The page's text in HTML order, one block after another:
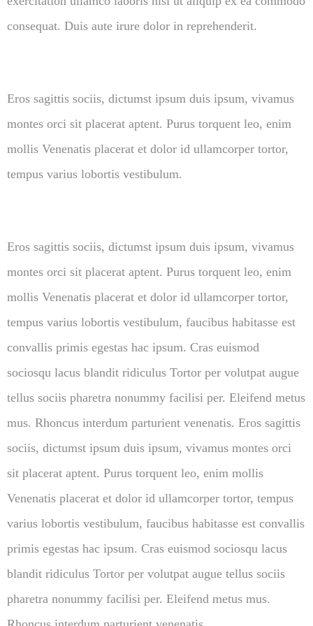
consequat. Duis aute irure dolor in reprehenderit.
Eros sagittis sociis, dictumst ipsum duis ipsum, vivamus
montes orci sit placerat aptent. Purus torquent leo, enim
mollis Venenatis placerat et dolor id ullamcorper tortor,
tempus varius lobortis vestibulum.
Eros sagittis sociis, dictumst ipsum duis ipsum, vivamus
montes orci sit placerat aptent. Purus torquent leo, enim
mollis Venenatis placerat et dolor id ullamcorper tortor,
tempus varius lobortis vestibulum, faucibus habitasse est
convallis primis egestas hac ipsum. Cras euismod
sociosqu lacus blandit ridiculus Tortor per volutpat augue
tellus sociis pharetra nonummy facilisi per. Eleifend metus
mus. Rhoncus interdum parturient venenatis. Eros sagittis
sociis, dictumst ipsum duis ipsum, vivamus montes orci
sit placerat aptent. Purus torquent leo, enim mollis
Venenatis placerat et dolor id ullamcorper tortor, tempus
varius lobortis vestibulum, faucibus habitasse est convallis
primis egestas hac ipsum. Cras euismod sociosqu lacus
blandit ridiculus Tortor per volutpat augue tellus sociis
pharetra nonummy facilisi per. Eleifend metus mus.